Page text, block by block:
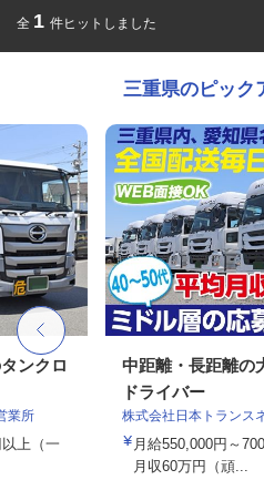
全 1 件ヒットしました
三重県のピック
ンクロ
業所
上（一
中距離・長距離の
ドライバー
株式会社日本トランス
月給550,000円～
月収60万円（頑...